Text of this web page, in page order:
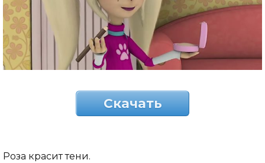
Скачать
Роза красит тени.